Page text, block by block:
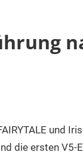
und
die ersten